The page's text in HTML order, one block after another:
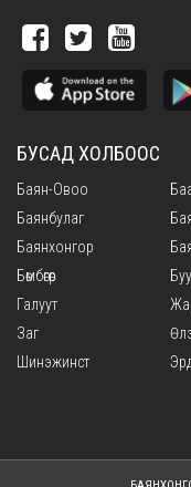
БУСАД ХОЛБООС
Баян-Овоо
Баянбулаг
Баянхонгор
Бөмбөгөр
Галуут
Заг
Шинэжинст